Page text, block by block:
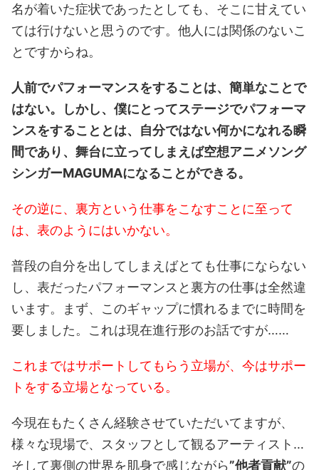
名が着いた症状であったとしても、そこに甘えてい
ては行けないと思うのです。他人には関係のないこ
とですからね。
人前でパフォーマンスをすることは、簡単なことで
はない。しかし、僕にとってステージでパフォーマ
ンスをすることとは、自分ではない何かになれる瞬
間であり、舞台に立ってしまえば空想アニメソング
シンガーMAGUMAになることができる。
その逆に、裏方という仕事をこなすことに至って
は、表のようにはいかない。
普段の自分を出してしまえばとても仕事にならない
し、表だったパフォーマンスと裏方の仕事は全然違
います。まず、このギャップに慣れるまでに時間を
要しました。これは現在進行形のお話ですが……
これまではサポートしてもらう立場が、今はサポー
トをする立場となっている。
今現在もたくさん経験させていただいてますが、
様々な現場で、スタッフとして観るアーティスト…
そして裏側の世界を肌身で感じながら”他者貢献”の